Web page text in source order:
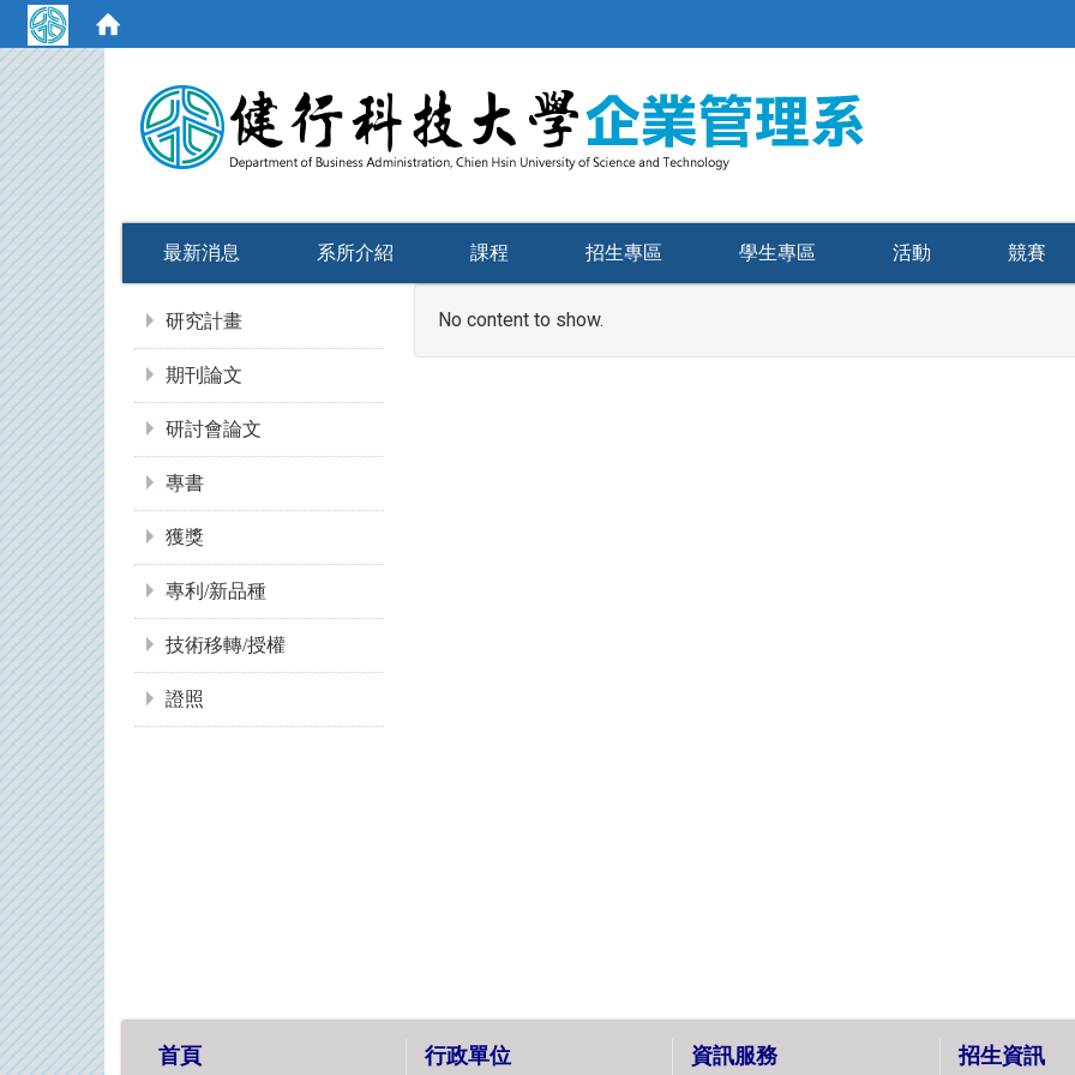
最新消息 系所介紹 課程 招生專區 學生專區 活動 競賽
研究計畫
期刊論文
研討會論文
專書
獲獎
專利/新品種
技術移轉/授權
證照
No content to show.
首頁 行政單位 資訊服務 招生資訊